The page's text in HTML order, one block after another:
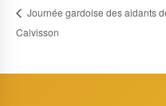
Journée gardoise des aidants
Calvisson